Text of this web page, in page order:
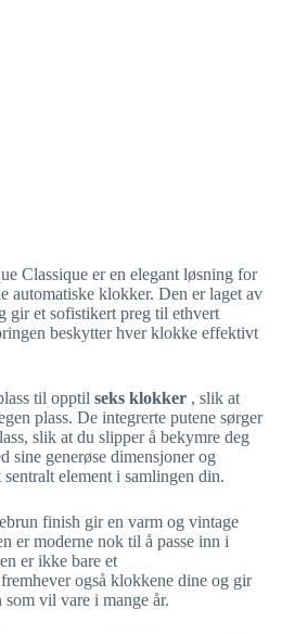
Classique er en elegant løsning for
automatiske klokker. Den er laget av
gir et sofistikert preg til ethvert
beskytter hver klokke effektivt
til opptil seks klokker , slik at
plass. De integrerte putene sørger
slik at du slipper å bekymre deg
sine generøse dimensjoner og
element i samlingen din.
finish gir en varm og vintage
er moderne nok til å passe inn i
er ikke bare et
også klokkene dine og gir
som vil vare i mange år.